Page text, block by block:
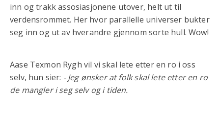
inn og trakk assosiasjonene utover, helt ut til
verdensrommet. Her hvor parallelle universer bukter
seg inn og ut av hverandre gjennom sorte hull. Wow!
Aase Texmon Rygh vil vi skal lete etter en ro i oss
selv, hun sier: - Jeg ønsker at folk skal lete etter en ro
de mangler i seg selv og i tiden.